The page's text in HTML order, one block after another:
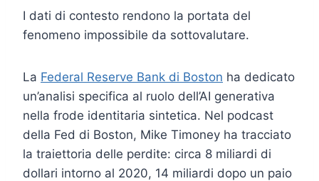
I dati di contesto rendono la portata del
fenomeno impossibile da sottovalutare.
La Federal Reserve Bank di Boston ha dedicato
un’analisi specifica al ruolo dell’AI generativa
nella frode identitaria sintetica. Nel podcast
della Fed di Boston, Mike Timoney ha tracciato
la traiettoria delle perdite: circa 8 miliardi di
dollari intorno al 2020, 14 miliardi dopo un paio